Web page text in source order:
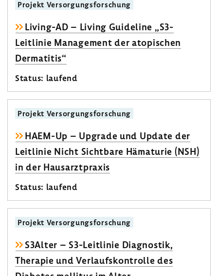
Projekt Versor­gungs­for­schung
Living-​AD – Living Guide­line „S3-​
Leitlinie Manage­ment der atopi­schen
Derma­titis“
Status: laufend
Projekt Versor­gungs­for­schung
HAEM-Up – Upgrade und Update der
Leit­linie Nicht Sicht­bare Häma­turie (NSH)
in der Haus­arzt­praxis
Status: laufend
Projekt Versor­gungs­for­schung
S3Alter – S3-​Leitlinie Diagnostik,
Therapie und Verlaufs­kon­trolle des